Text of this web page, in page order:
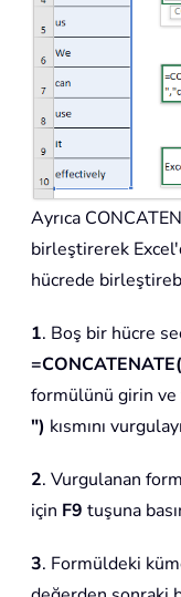
Ayrıca
birleştirerek
hücrede
1. Boş bir hücre
formülünü girin
") kısmını
2. Vurgulanan
için F9 tuşuna
3. Formüldeki